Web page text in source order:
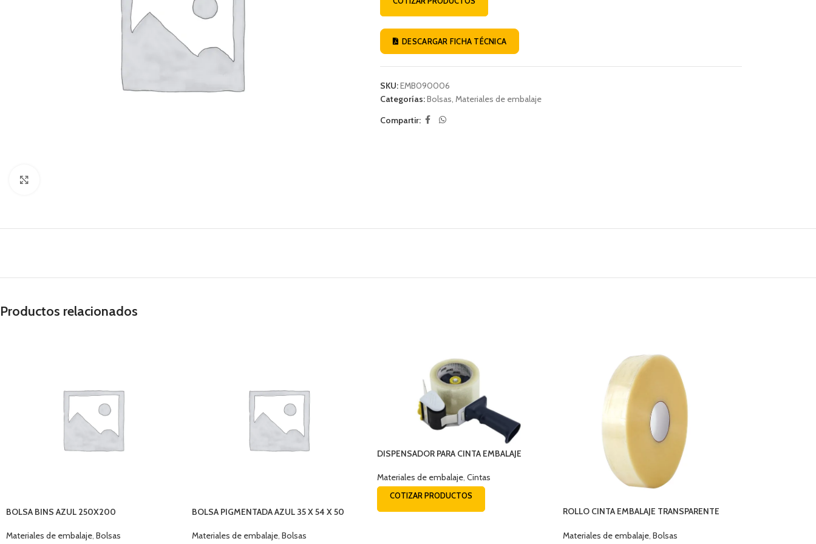
DESCARGAR FICHA TÉCNICA
SKU:EMB090006
Categorías:Bolsas, Materiales de embalaje
Compartir:
Productos relacionados
BOLSA BINS AZUL 250X200
Materiales de embalaje Bolsas
BOLSA PIGMENTADA AZUL 35 X 54 X 50
Materiales de embalaje, Bolsas
DISPENSADOR PARA CINTA EMBALAJE
Materiales de embalaje, Cintas
COTIZAR PRODUCTOS
ROLLO CINTA EMBALAJE TRANSPARENTE
Materiales de embalaje, Bolsas